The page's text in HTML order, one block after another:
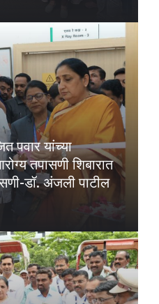
पवार यांच्या
तपासणी शिबारात
डॉ. अंजली पाटील